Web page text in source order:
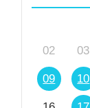
02 03
09 10